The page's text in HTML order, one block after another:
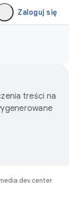
Zaloguj się
treści na
dev center